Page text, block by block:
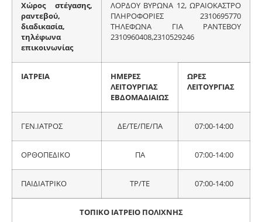
Χώρος στέγασης,
ραντεβού,
διαδικασία,
τηλέφωνα
επικοινωνίας
ΛΟΡΔΟΥ ΒΥΡΩΝΑ 12, ΩΡΑΙΟΚΑΣΤΡΟ
ΠΛΗΡΟΦΟΡΙΕΣ 2310695770
ΤΗΛΕΦΩΝΑ ΓΙΑ ΡΑΝΤΕΒΟΥ
2310960408,2310529246
ΙΑΤΡΕΙΑ
ΗΜΕΡΕΣ
ΛΕΙΤΟΥΡΓΙΑΣ
ΕΒΔΟΜΑΔΙΑΙΩΣ
ΩΡΕΣ
ΛΕΙΤΟΥΡΓΙΑΣ
ΓΕΝ.ΙΑΤΡΟΣ ΔΕ/ΤΕ/ΠΕ/ΠΑ 07:00-14:00
ΟΡΘΟΠΕΔΙΚΟ ΠΑ 07:00-14:00
ΠΑΙΔΙΑΤΡΙΚΟ ΤΡ/ΤΕ 07:00-14:00
ΤΟΠΙΚΟ ΙΑΤΡΕΙΟ ΠΟΛΙΧΝΗΣ